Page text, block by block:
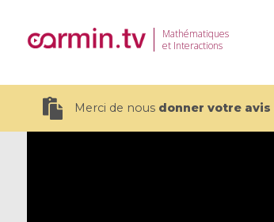
Mathématiques
et Interactions
Merci de nous donner votre avis